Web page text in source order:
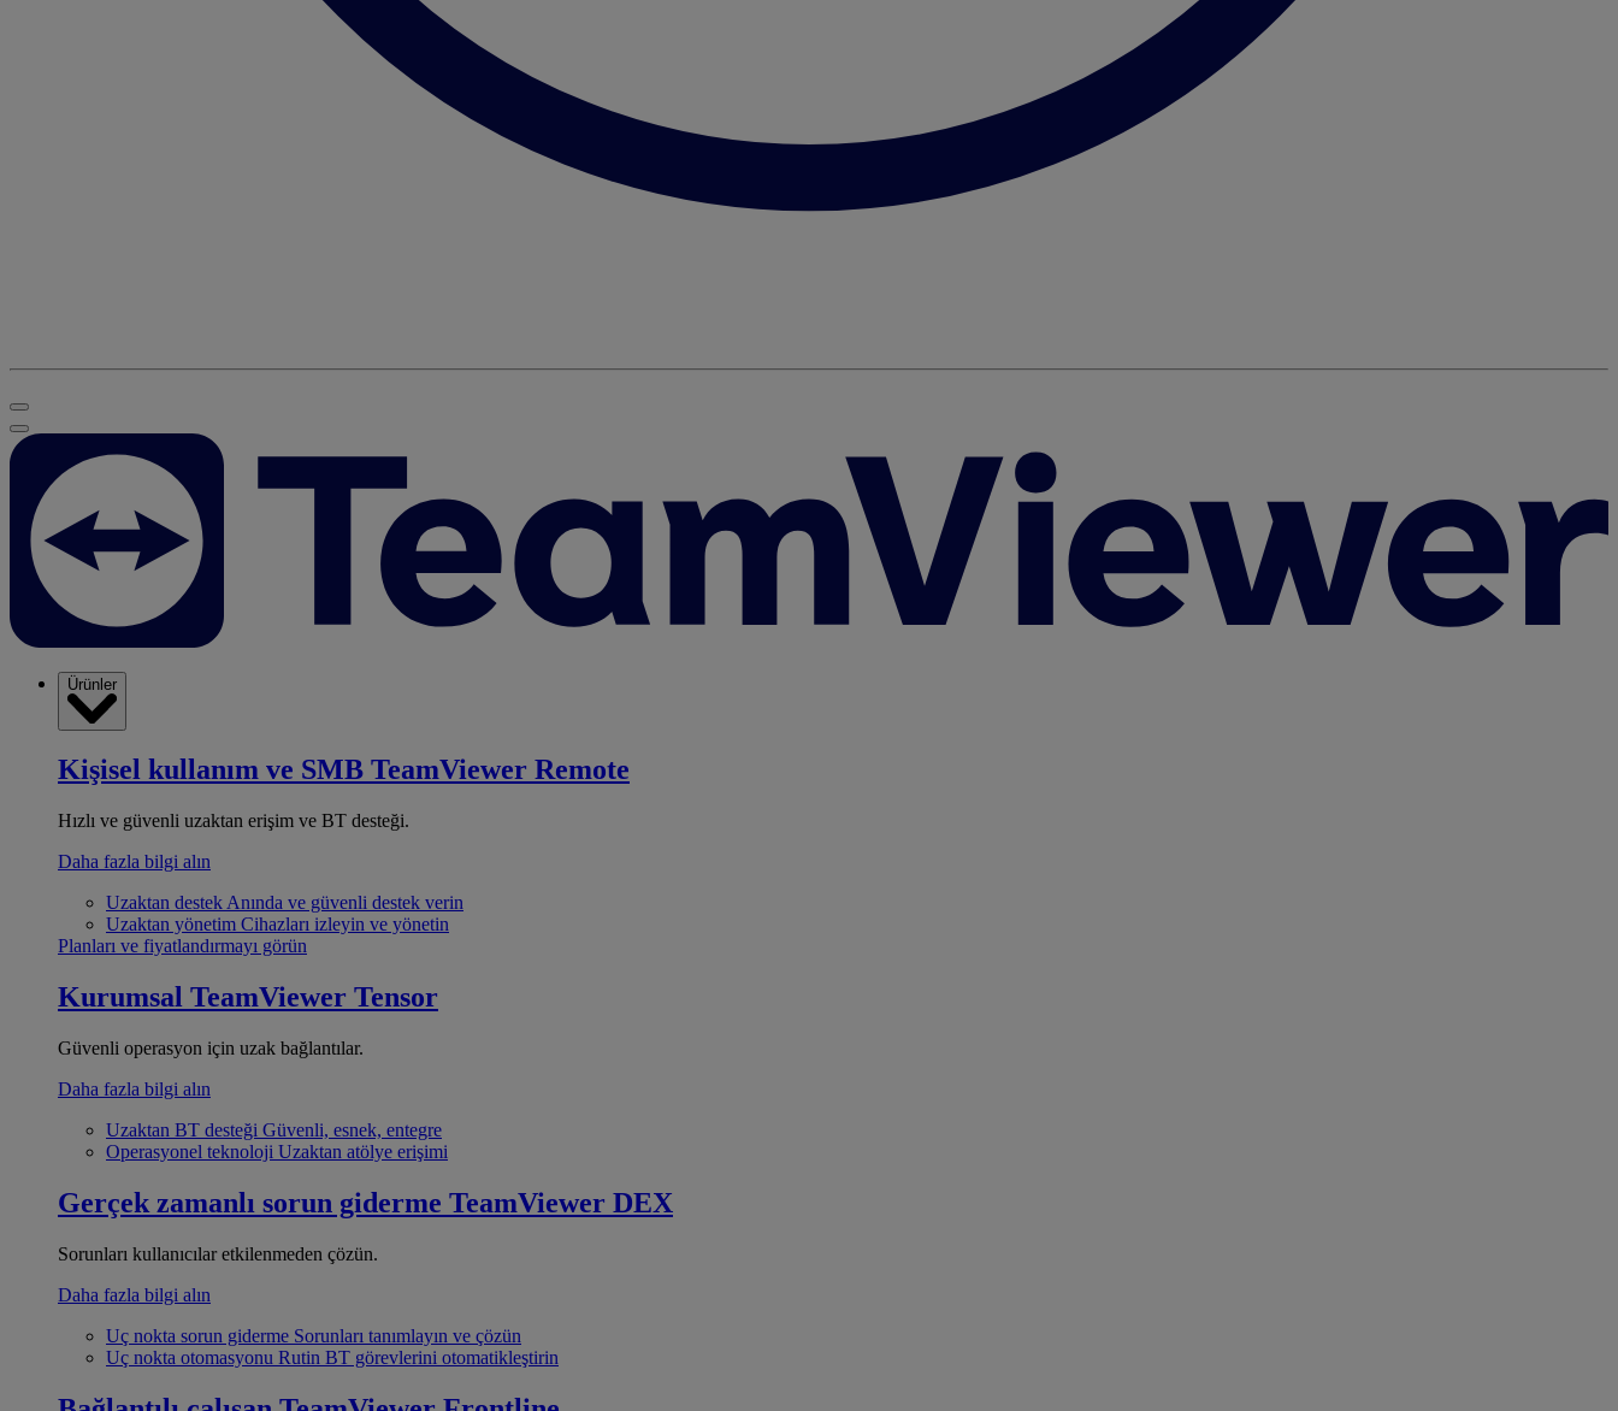
Ürünler
Kişisel kullanım ve SMB TeamViewer Remote
Hızlı ve güvenli uzaktan erişim ve BT desteği.
Daha fazla bilgi alın
Uzaktan destek Anında ve güvenli destek verin
Uzaktan yönetim Cihazları izleyin ve yönetin
Planları ve fiyatlandırmayı görün
Kurumsal TeamViewer Tensor
Güvenli operasyon için uzak bağlantılar.
Daha fazla bilgi alın
Uzaktan BT desteği Güvenli, esnek, entegre
Operasyonel teknoloji Uzaktan atölye erişimi
Gerçek zamanlı sorun giderme TeamViewer DEX
Sorunları kullanıcılar etkilenmeden çözün.
Daha fazla bilgi alın
Uç nokta sorun giderme Sorunları tanımlayın ve çözün
Uç nokta otomasyonu Rutin BT görevlerini otomatikleştirin